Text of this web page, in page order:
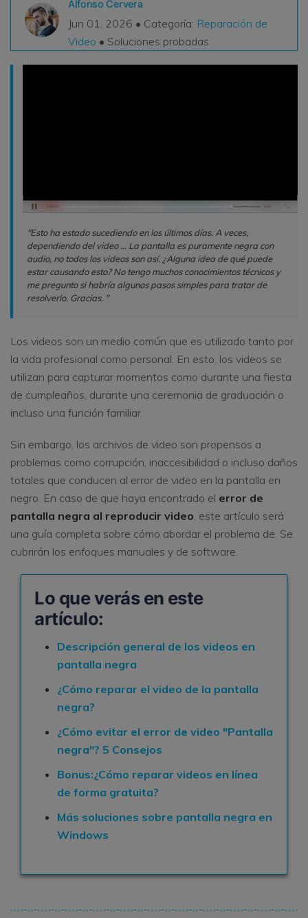
Recoverit Gratis
UBackit - Respaldar Datos
VER TODAS LAS FUNCIONES
search
Alfonso Cervera
Jun 01, 2026 • Categoría: Reparación de
Video • Soluciones probadas
"Esto ha estado sucediendo en los últimos días. A veces,
dependiendo del video ... La pantalla es puramente negra con
audio, no todos los videos son así. ¿Alguna idea de qué puede
estar causando esto? No tengo muchos conocimientos técnicos y
me pregunto si habría algunos pasos simples para tratar de
resolverlo. Gracias. "
Los videos son un medio común que es utilizado tanto por
la vida profesional como personal. En esto, los videos se
utilizan para capturar momentos como durante una fiesta
de cumpleaños, durante una ceremonia de graduación o
incluso una función familiar.
Sin embargo, los archivos de video son propensos a
problemas como corrupción, inaccesibilidad o incluso daños
totales que conducen al error de video en la pantalla en
negro. En caso de que haya encontrado el error de
pantalla negra al reproducir video, este artículo será
una guía completa sobre cómo abordar el problema de. Se
cubrirán los enfoques manuales y de software.
Lo que verás en este
artículo:
Descripción general de los videos en
pantalla negra
¿Cómo reparar el video de la pantalla
negra?
¿Cómo evitar el error de video "Pantalla
negra"? 5 Consejos
Bonus:¿Cómo reparar videos en línea
de forma gratuita?
Más soluciones sobre pantalla negra en
Windows